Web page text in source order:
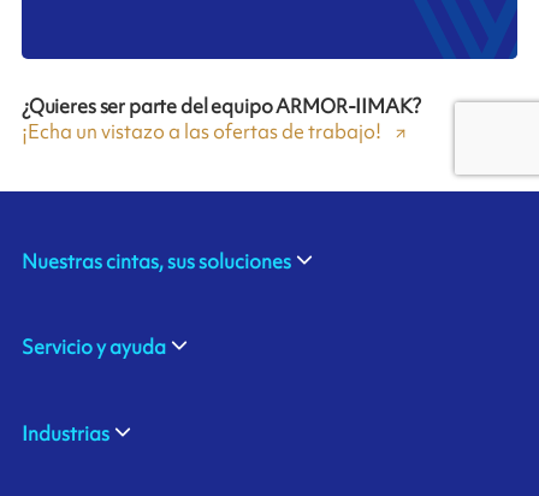
¿Quieres ser parte del equipo ARMOR-IIMAK?
¡Echa un vistazo a las ofertas de trabajo!
Nuestras cintas, sus soluciones
Servicio y ayuda
Industrias